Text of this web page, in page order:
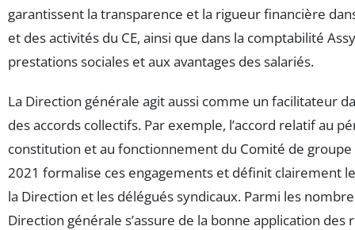
garantissent la transparence et la rigueur financière
et des activités du CE, ainsi que dans la comptabilité
prestations sociales et aux avantages des salariés.
La Direction générale agit aussi comme un facilitateur
des accords collectifs. Par exemple, l’accord relatif au
constitution et au fonctionnement du Comité de groupe
2021 formalise ces engagements et définit clairement
la Direction et les délégués syndicaux. Parmi les
Direction générale s’assure de la bonne application des